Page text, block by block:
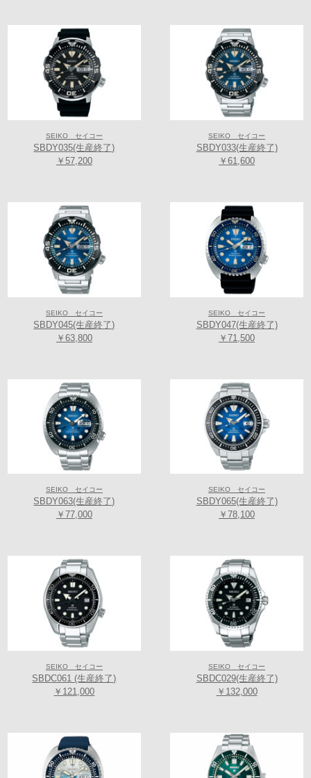
SEIKO セイコー
SBDY035(生産終了)
￥57,200
SEIKO セイコー
SBDY033(生産終了)
￥61,600
SEIKO セイコー
SBDY045(生産終了)
￥63,800
SEIKO セイコー
SBDY047(生産終了)
￥71,500
SEIKO セイコー
SBDY063(生産終了)
￥77,000
SEIKO セイコー
SBDY065(生産終了)
￥78,100
SEIKO セイコー
SBDC061 (生産終了)
￥121,000
SEIKO セイコー
SBDC029(生産終了)
￥132,000